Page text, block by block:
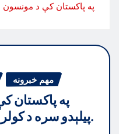
په پاکستان کې د مونسون د
مهم خبرونه
په پاکستان
پیلېدو سره د کولرا پېښې مخ په زیاتېدو دي.